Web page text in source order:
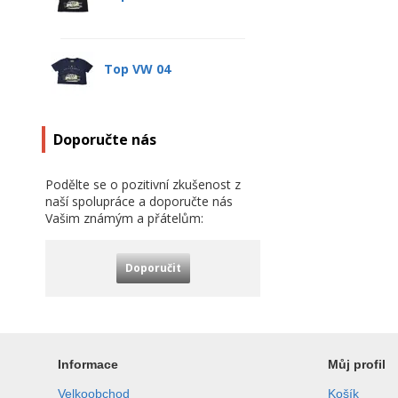
Top VW 04
Doporučte nás
Podělte se o pozitivní zkušenost z
naší spolupráce a doporučte nás
Vašim známým a přátelům:
Doporučit
Informace
Velkoobchod
Můj profil
Košík